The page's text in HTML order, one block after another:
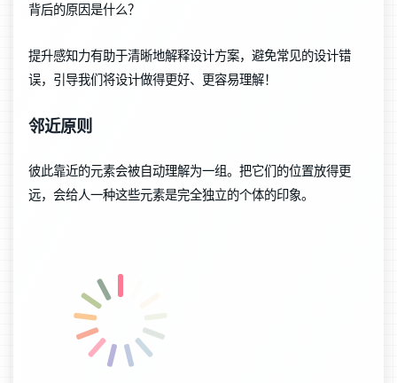
背后的原因是什么？
提升感知力有助于清晰地解释设计方案，避免常见的设计错
误，引导我们将设计做得更好、更容易理解！
邻近原则
彼此靠近的元素会被自动理解为一组。把它们的位置放得更
远，会给人一种这些元素是完全独立的个体的印象。